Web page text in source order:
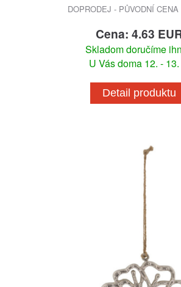
DOPRODEJ - PŮVODNÍ
Cena: 4.63
Skladom doručíme
U Vás doma 12. - 13.
Detail produktu